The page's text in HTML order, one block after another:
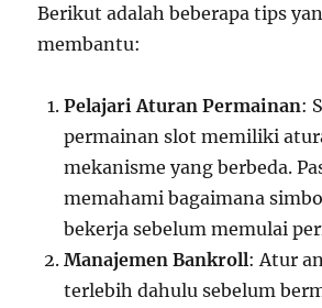
Berikut adalah beberapa tips
membantu:
Pelajari Aturan Permainan:
permainan slot memiliki
mekanisme yang berbeda.
memahami bagaimana
bekerja sebelum memulai
Manajemen Bankroll: Atur
terlebih dahulu sebelum